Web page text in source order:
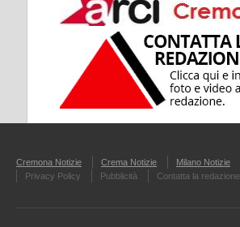
Cremona Notizie Crema Notizie Milano Notizie
Privacy Policy
Pubblicità Contatta la redazione